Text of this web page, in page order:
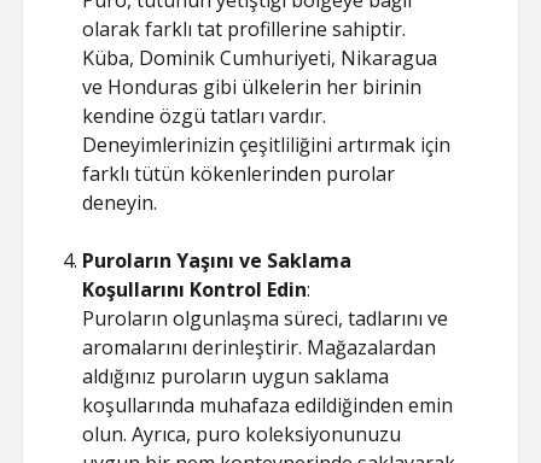
olarak farklı tat profillerine sahiptir.
Küba, Dominik Cumhuriyeti, Nikaragua
ve Honduras gibi ülkelerin her birinin
kendine özgü tatları vardır.
Deneyimlerinizin çeşitliliğini artırmak için
farklı tütün kökenlerinden purolar
deneyin.
Puroların Yaşını ve Saklama
Koşullarını Kontrol Edin:
Puroların olgunlaşma süreci, tadlarını ve
aromalarını derinleştirir. Mağazalardan
aldığınız puroların uygun saklama
koşullarında muhafaza edildiğinden emin
olun. Ayrıca, puro koleksiyonunuzu